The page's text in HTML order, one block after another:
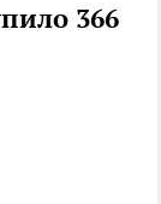
366